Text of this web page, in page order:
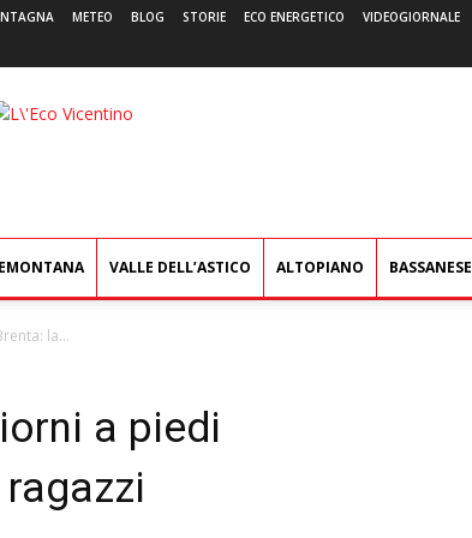
METEO BLOG STORIE ECO ENERGETICO VIDEOGIORNALE
L'Eco
VALLE DELL’ASTICO ALTOPIANO BASSANESE
la...
a piedi